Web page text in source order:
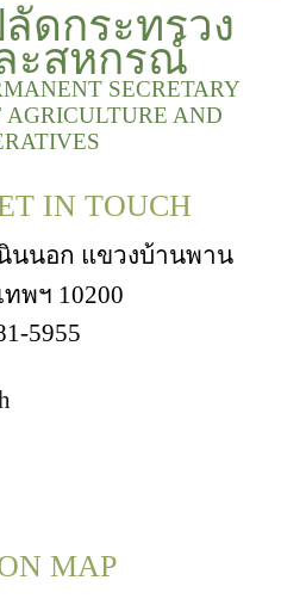
ดกระทรวง
ะสหกรณ์
SECRETARY
AGRICULTURE AND
IN TOUCH
นนอก แขวงบ้านพาน
พฯ 10200
5955
MAP